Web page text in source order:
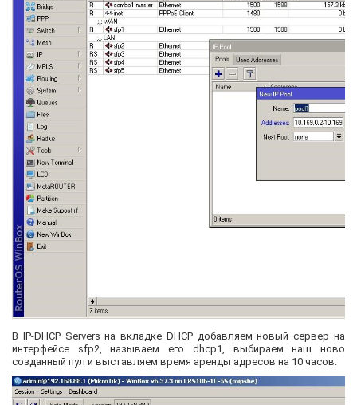
В IP-DHCP Servers на вкладке DHCP добавляем новый сервер на
интерфейсе sfp2, называем его dhcp1, выбираем наш ново
созданный пул и выставляем время аренды адресов на 10 часов: